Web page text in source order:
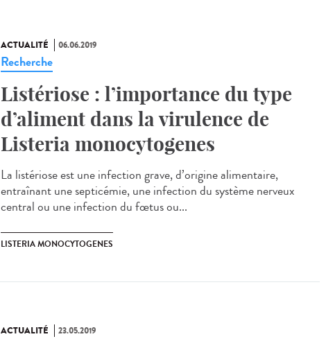
ACTUALITÉ 06.06.2019
Recherche
Listériose : l’importance du type
d’aliment dans la virulence de
Listeria monocytogenes
La listériose est une infection grave, d’origine alimentaire,
entraînant une septicémie, une infection du système nerveux
central ou une infection du fœtus ou...
LISTERIA MONOCYTOGENES
ACTUALITÉ 23.05.2019